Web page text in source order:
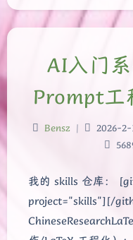
AI入门
Prompt
Bensz | 2026-2-
我的 skills 仓库：
project="skills"][/